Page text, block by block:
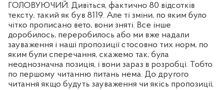
ГОЛОВУЮЧИЙ. Дивіться, фактично 80 відсотків
тексту, такий як був 8119. Але ті зміни, по яким було
чітко прописано вето, вони зняті. Все інше
доробилось, переробилось або ми вже надали
зауваження і наші пропозиції стосовно тих норм, по
яким були сперечання, скажемо так, була
неоднозначна позиція, і вони зараз в розробці. Тобто
по першому читанню питань нема. До другого
читання якщо будуть зауваження чи якісь пропозиції,